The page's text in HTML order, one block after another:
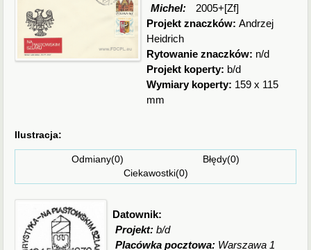
Michel:
2005+[Zf]
Projekt znaczków:Andrzej
Heidrich
Rytowanie znaczków: n/d
Projekt koperty: b/d
Wymiary koperty: 159 x 115
mm
Ilustracja:
Odmiany(0) Błędy(0)
Ciekawostki(0)
Datownik:
Projekt:b/d
Placówka pocztowa: Warszawa 1